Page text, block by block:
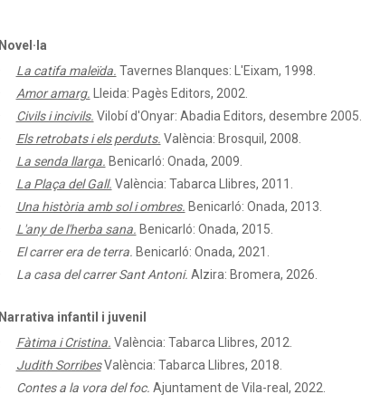
Novel·la
La catifa maleïda. Tavernes Blanques: L'Eixam, 1998.
Amor amarg.
Lleida: Pagès Editors, 2002.
Civils i incivils. Vilobí d'Onyar: Abadia Editors, desembre 2005.
Els retrobats i els perduts. València: Brosquil, 2008.
La senda llarga. Benicarló: Onada, 2009.
La Plaça del Gall. València: Tabarca Llibres, 2011.
Una història amb sol i ombres. Benicarló: Onada, 2013.
L'any de l'herba sana. Benicarló: Onada, 2015.
El carrer era de terra. Benicarló: Onada, 2021.
La casa del carrer Sant Antoni. Alzira: Bromera, 2026.
Narrativa infantil i juvenil
Fàtima i Cristina. València: Tabarca Llibres, 2012.
Judith Sorribes València: Tabarca Llibres, 2018.
Contes a la vora del foc. Ajuntament de Vila-real, 2022.